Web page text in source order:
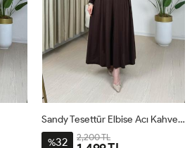
Sandy Tesettür Elbise Acı Kahve Acı Kahve
%32 2,200 TL